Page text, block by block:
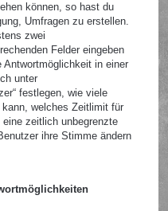
können, so hast du
Umfragen zu erstellen.
zwei
Felder eingeben
in einer
unter
festlegen, wie viele
welches Zeitlimit für
zeitlich unbegrenzte
ihre Stimme ändern